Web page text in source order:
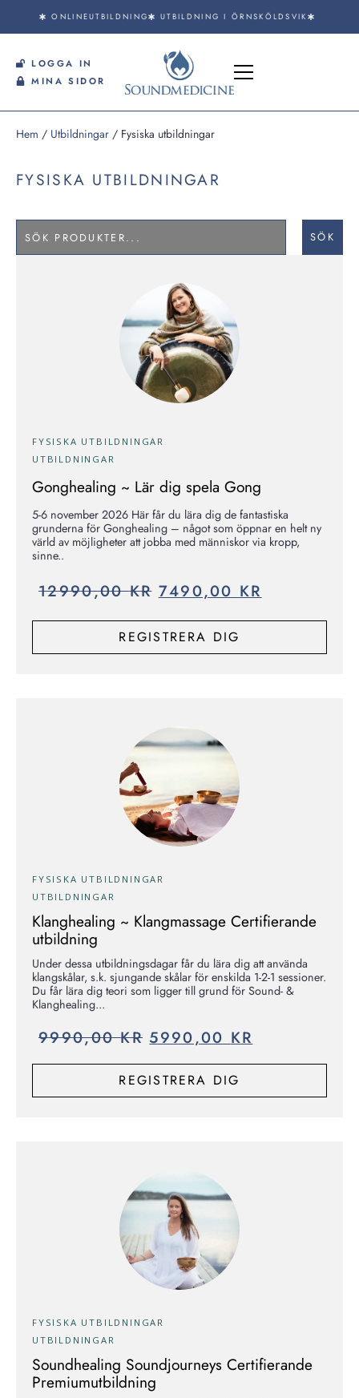
ONLINEUTBILDNING UTBILDNING I ÖRNSKÖLDSVIK
LOGGA IN
MINA SIDOR
Hem / Utbildningar / Fysiska utbildningar
FYSISKA UTBILDNINGAR
SÖK
REGISTRERA DIG
FYSISKA UTBILDNINGAR
UTBILDNINGAR
Gonghealing ~ Lär dig spela Gong
5-6 november 2026 Här får du lära dig de fantastiska
grunderna för Gonghealing – något som öppnar en helt ny
värld av möjligheter att jobba med människor via kropp,
sinne..
12990,00KR 7490,00 KR
REGISTRERA DIG
FYSISKA UTBILDNINGAR
UTBILDNINGAR
Klanghealing ~ Klangmassage Certifierande
utbildning
Under dessa utbildningsdagar får du lära dig att använda
klangskålar, s.k. sjungande skålar för enskilda 1-2-1 sessioner.
Du får lära dig teori som ligger till grund för Sound- &
Klanghealing...
9990,00KR 5990,00 KR
FYSISKA UTBILDNINGAR
UTBILDNINGAR
Soundhealing Soundjourneys Certifierande
Premiumutbildning